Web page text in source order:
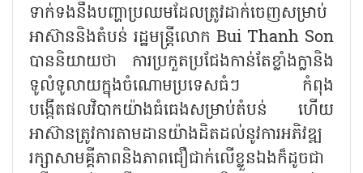
ទាក់ទងនឹងបញ្ហាប្រឈមដែលត្រូវដាក់ចេញសម្រាប់
អាស៊ាននិងតំបន់ រដ្ឋមន្ត្រីលោក Bui Thanh Son
បាននិយាយថា ការប្រកួតប្រជែងកាន់តែខ្លាំងក្លានិង
ទូលំទូលាយក្នុងចំណោមប្រទេសធំៗ កំពុង
បង្កើតផលវិបាកយ៉ាងធំធេងសម្រាប់តំបន់ ហើយ
អាស៊ានត្រូវការតាមដានយ៉ាងដិតដល់នូវការអភិវឌ្ឍ
រក្សាសាមគ្គីភាពនិងភាពជឿជាក់លើខ្លួនឯងក៏ដូចជា